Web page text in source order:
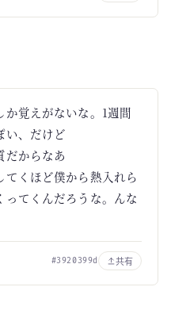
か覚えがないな。1週間
い、だけど
だからなあ
くほど僕から熱入れら
てくんだろうな。んな
#3920399d 共有